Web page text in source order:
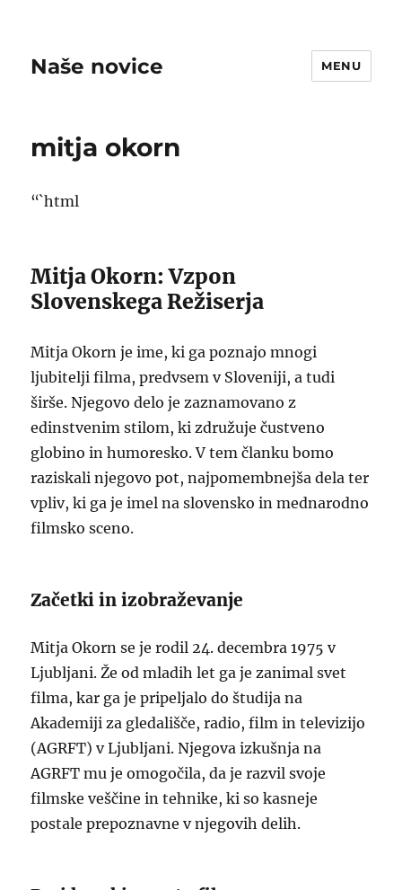
Naše novice MENU
mitja okorn
“`html
Mitja Okorn: Vzpon
Slovenskega Režiserja
Mitja Okorn je ime, ki ga poznajo mnogi
ljubitelji filma, predvsem v Sloveniji, a tudi
širše. Njegovo delo je zaznamovano z
edinstvenim stilom, ki združuje čustveno
globino in humoresko. V tem članku bomo
raziskali njegovo pot, najpomembnejša dela ter
vpliv, ki ga je imel na slovensko in mednarodno
filmsko sceno.
Začetki in izobraževanje
Mitja Okorn se je rodil 24. decembra 1975 v
Ljubljani. Že od mladih let ga je zanimal svet
filma, kar ga je pripeljalo do študija na
Akademiji za gledališče, radio, film in televizijo
(AGRFT) v Ljubljani. Njegova izkušnja na
AGRFT mu je omogočila, da je razvil svoje
filmske veščine in tehnike, ki so kasneje
postale prepoznavne v njegovih delih.